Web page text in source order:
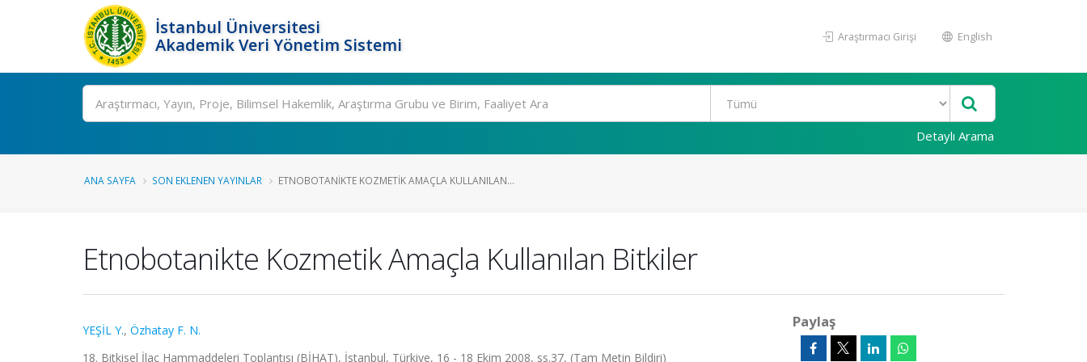
İstanbul Üniversitesi
Akademik Veri Yönetim Sistemi
Araştırmacı Girişi English
Ara
Detaylı Arama
ANA SAYFA SON EKLENEN YAYINLAR ETNOBOTANIKTE KOZMETIK AMAÇLA KULLANILAN...
Etnobotanikte Kozmetik Amaçla Kullanılan Bitkiler
YEŞİL Y., Özhatay F. N.
18. Bitkisel İlaç Hammaddeleri Toplantısı (BİHAT), İstanbul, Türkiye, 16 - 18 Ekim 2008, ss.37, (Tam Metin Bildiri)
Paylaş